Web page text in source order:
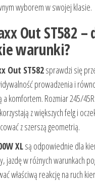
wyborem w swojej klasie.
Out ST582 –
warunki?
Out ST582sprawdzi się
prowadzenia i
a komfortem. Rozmiar 245/
z większych felg i
z szerszą geometrią.
XLsą odpowiednie dla
jazdę w różnych warunkach
właściwą reakcję na ruch